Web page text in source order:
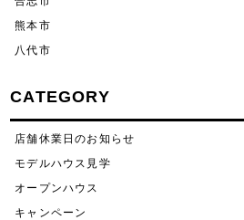
熊本市
八代市
CATEGORY
店舗休業日のお知らせ
モデルハウス見学
オープンハウス
キャンペーン